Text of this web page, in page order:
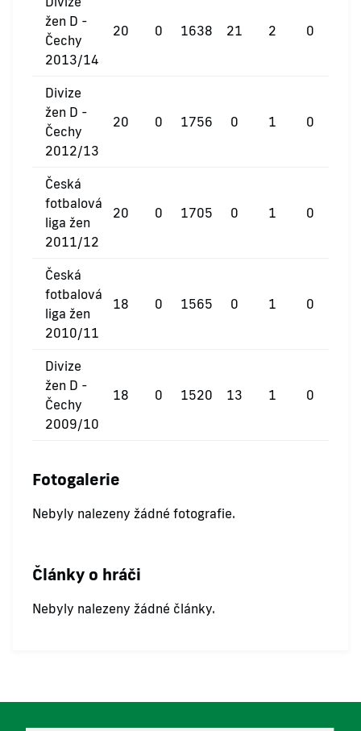
žen D -
Čechy
2013/14
20 0 1638 21 2 0
Divize
žen D -
Čechy
2012/13
20 0 1756 0 1 0
Česká
fotbalová
liga žen
2011/12
20 0 1705 0 1 0
Česká
fotbalová
liga žen
2010/11
18 0 1565 0 1 0
Divize
žen D -
Čechy
2009/10
18 0 1520 13 1 0
Fotogalerie
Nebyly nalezeny žádné fotografie.
Články o hráči
Nebyly nalezeny žádné články.